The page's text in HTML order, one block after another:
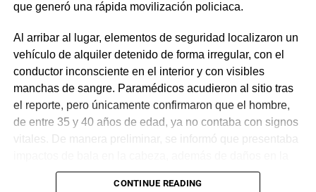
que generó una rápida movilización policiaca.
Al arribar al lugar, elementos de seguridad localizaron un
vehículo de alquiler detenido de forma irregular, con el
conductor inconsciente en el interior y con visibles
manchas de sangre. Paramédicos acudieron al sitio tras
el reporte, pero únicamente confirmaron que el hombre,
de entre 35 y 40 años de edad, ya no contaba con signos
vitales. De manera preliminar, se informó que presentaba
puerta del lado del conductor.
CONTINUE READING